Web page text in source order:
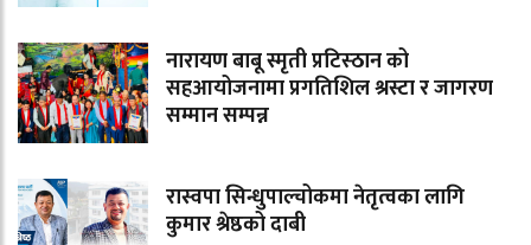
नारायण बाबू स्मृती प्रटिस्ठान को
सहआयोजनामा प्रगतिशिल श्रस्टा र जागरण
सम्मान सम्पन्न
रास्वपा सिन्धुपाल्चोकमा नेतृत्वका लागि
कुमार श्रेष्ठको दाबी